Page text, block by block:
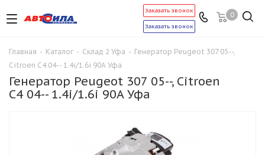
0
Заказать звонок
Заказать звонок
Главная - Каталог - Склад 2 Уфа - Генератор Peugeot 307 05--,
Citroen C4 04-- 1.4i/1.6i 90A Уфа
Генератор Peugeot 307 05--, Citroen
C4 04-- 1.4i/1.6i 90A Уфа